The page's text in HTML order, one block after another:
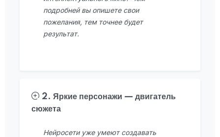
подробней вы опишете свои
пожелания, тем точнее будет
результат.
2. Яркие персонажи — двигатель
сюжета
Нейросети уже умеют создавать